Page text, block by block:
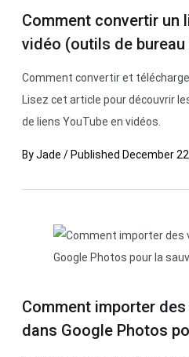
Comment convertir un
vidéo (outils de
Comment convertir et
Lisez cet article pour découvrir
de liens YouTube en vidéos.
ByJade / Published December
Comment importer
dans Google Photos